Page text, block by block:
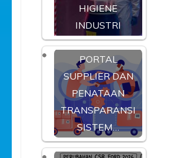
HIGIENE
INDUSTRI
PORTAL
SUPPLIER DAN
PENATAAN
TRANSPARANSI
SISTEM…